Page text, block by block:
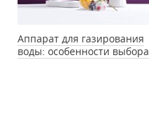
Аппарат для газирования
воды: особенности выбора